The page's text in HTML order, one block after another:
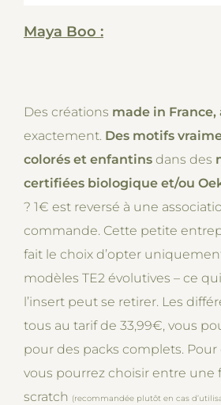
Maya Boo :
Des créations made in France,
exactement. Des motifs
colorés et enfantins dans des
certifiées biologique et/ou
? 1€ est reversé à une
commande. Cette petite
fait le choix d’opter
modèles TE2 évolutives – ce
l’insert peut se retirer. Les
tous au tarif de 33,99€, vous
pour des packs complets.
vous pourrez choisir entre une
scratch (recommandée plutôt en cas